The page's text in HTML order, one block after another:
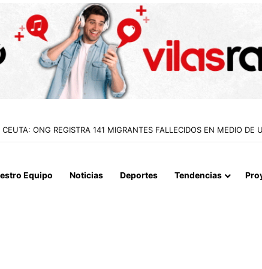
INCAUTAR 28 KILOS DE MARIHUANA OCULTOS EN UN CAMIÓN
Equipo Noticias Deportes Tendencias